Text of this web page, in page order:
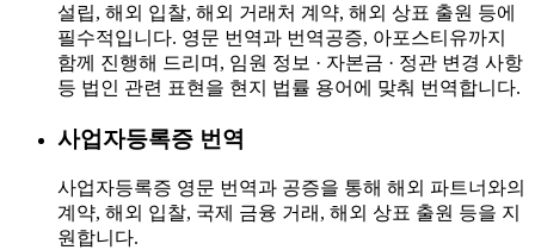
설립, 해외 입찰, 해외 거래처 계약, 해외 상표 출원 등에
필수적입니다. 영문 번역과 번역공증, 아포스티유까지
함께 진행해 드리며, 임원 정보 · 자본금 · 정관 변경 사항
등 법인 관련 표현을 현지 법률 용어에 맞춰 번역합니다.
사업자등록증 번역
사업자등록증 영문 번역과 공증을 통해 해외 파트너와의
계약, 해외 입찰, 국제 금융 거래, 해외 상표 출원 등을 지
원합니다.